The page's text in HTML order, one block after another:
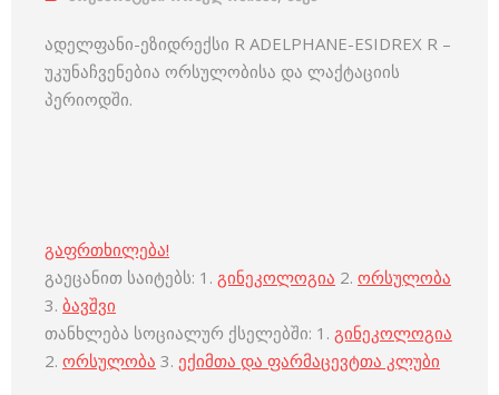
ადელფანი-ეზიდრექსი R ADELPHANE-ESIDREX R –
უკუნაჩვენებია ორსულობისა და ლაქტაციის
პერიოდში.
გაფრთხილება!
გაეცანით საიტებს: 1. გინეკოლოგია 2. ორსულობა
3. ბავშვი
თანხლება სოციალურ ქსელებში: 1. გინეკოლოგია
2. ორსულობა 3. ექიმთა და ფარმაცევტთა კლუბი